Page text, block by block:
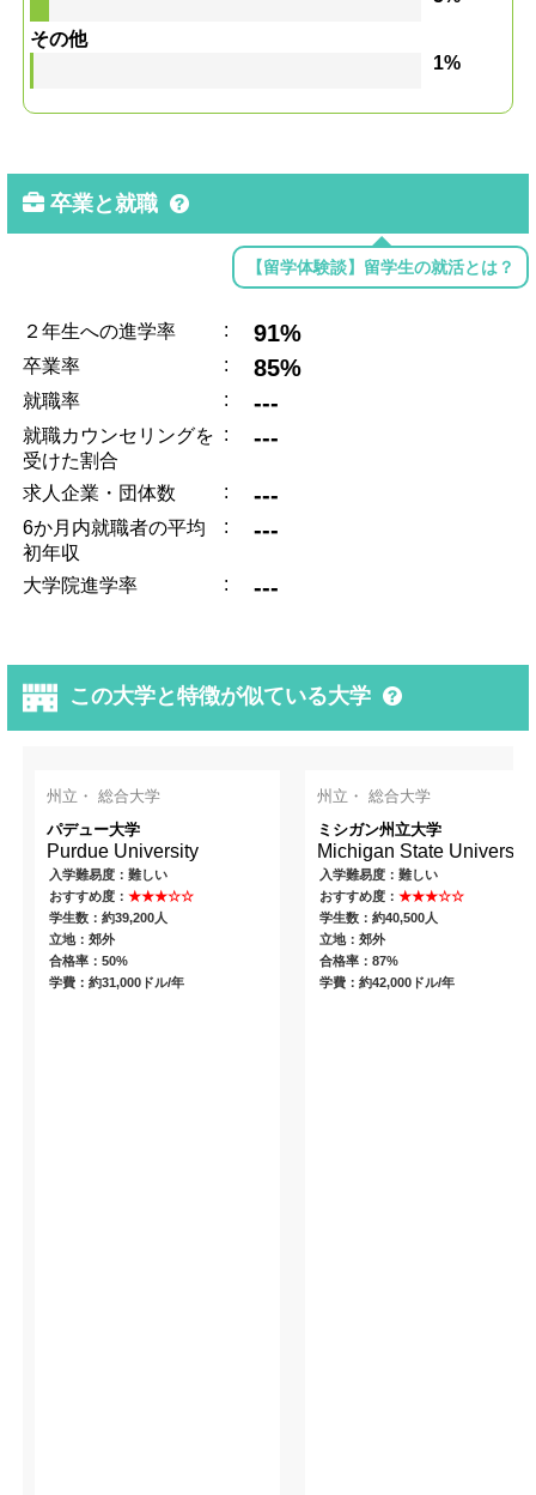
その他
1%
卒業と就職
【留学体験談】留学生の就活とは？
２年生への進学率 : 91%
卒業率 : 85%
就職率 : ---
就職カウンセリングを
受けた割合
: ---
求人企業・団体数 : ---
6か月内就職者の平均
初年収
: ---
大学院進学率 : ---
この大学と特徴が似ている大学
州立・ 総合大学
パデュー大学
Purdue University
入学難易度：難しい
おすすめ度：★★★☆☆
学生数：約39,200人
立地：郊外
合格率：50%
学費：約31,000ドル/年
州立・ 総合大学
ミシガン州立大学
Michigan State University
入学難易度：難しい
おすすめ度： ★★★☆☆
学生数：約40,500人
立地：郊外
合格率：87%
学費：約42,000ドル/年